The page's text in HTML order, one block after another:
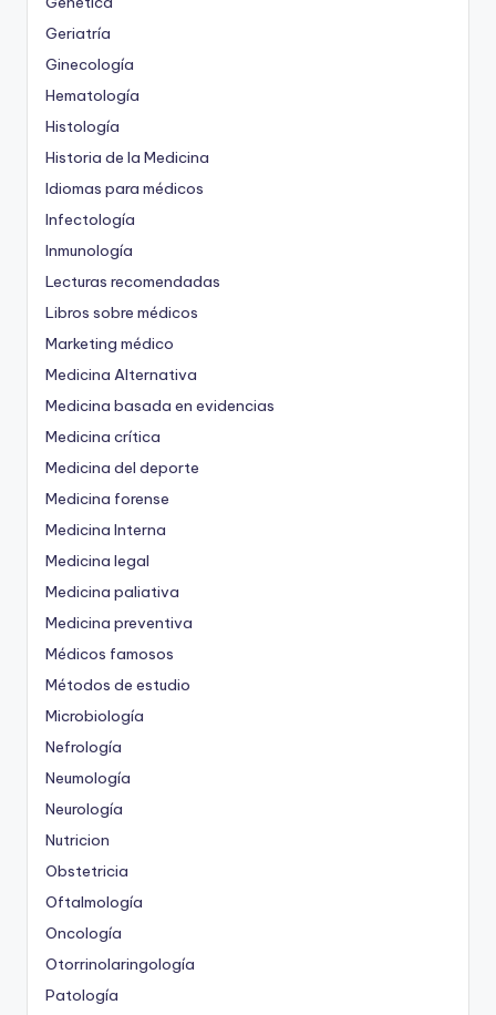
Geriatría
Ginecología
Hematología
Histología
Historia de la Medicina
Idiomas para médicos
Infectología
Inmunología
Lecturas recomendadas
Libros sobre médicos
Marketing médico
Medicina Alternativa
Medicina basada en evidencias
Medicina crítica
Medicina del deporte
Medicina forense
Medicina Interna
Medicina legal
Medicina paliativa
Medicina preventiva
Médicos famosos
Métodos de estudio
Microbiología
Nefrología
Neumología
Neurología
Nutricion
Obstetricia
Oftalmología
Oncología
Otorrinolaringología
Patología